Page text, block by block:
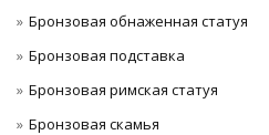
Бронзовая обнаженная статуя
Бронзовая подставка
Бронзовая римская статуя
Бронзовая скамья